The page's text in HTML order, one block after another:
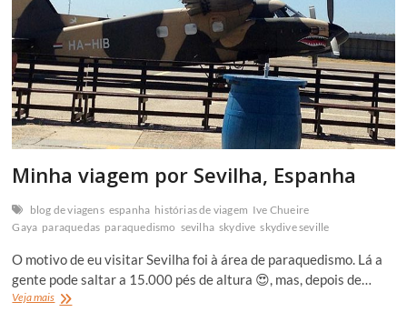
Minha viagem por Sevilha, Espanha
blog de viagens espanha histórias de viagem Ive Chueire
Gaya paraquedas paraquedismo sevilha skydive skydive seville
O motivo de eu visitar Sevilha foi à área de paraquedismo. Lá a
gente pode saltar a 15.000 pés de altura 😍, mas, depois de…
Veja maisMinha